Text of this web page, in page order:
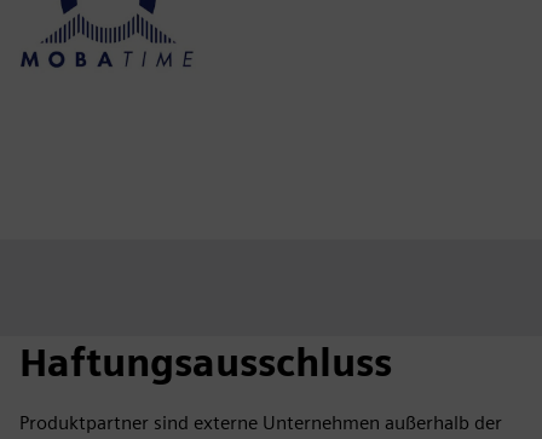
Haftungsausschluss
Produktpartner sind externe Unternehmen außerhalb der